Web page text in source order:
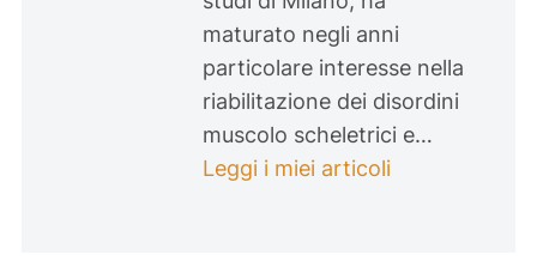
maturato negli anni
particolare interesse nella
riabilitazione dei disordini
muscolo scheletrici e…
Leggi i miei articoli